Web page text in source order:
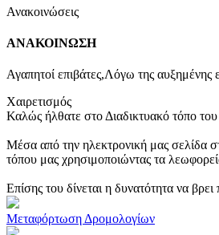
Ανακοινώσεις
ΑΝΑΚΟΙΝΩΣΗ
Αγαπητοί επιβάτες,Λόγω της αυξημένης
Χαιρετισμός
Καλώς ήλθατε στο Διαδικτυακό τόπο
Μέσα από την ηλεκτρονική μας σελίδα
τόπου μας χρησιμοποιώντας τα
Επίσης του δίνεται η δυνατότητα να
Μεταφόρτωση Δρομολογίων